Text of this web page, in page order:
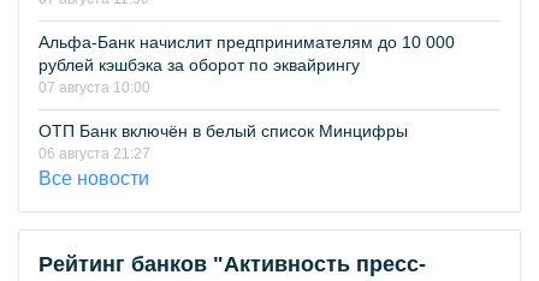
Альфа-Банк начислит предпринимателям до 10 000
рублей кэшбэка за оборот по эквайрингу
07 августа 10:00
ОТП Банк включён в белый список Минцифры
06 августа 21:27
Все новости
Рейтинг банков "Активность пресс-